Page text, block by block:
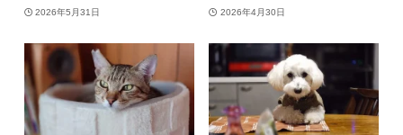
2026年5月31日 2026年4月30日